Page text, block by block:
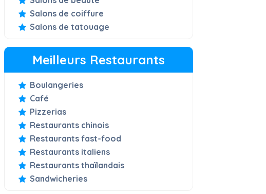
Salons de coiffure
Salons de tatouage
Meilleurs Restaurants
Boulangeries
Café
Pizzerias
Restaurants chinois
Restaurants fast-food
Restaurants italiens
Restaurants thaïlandais
Sandwicheries